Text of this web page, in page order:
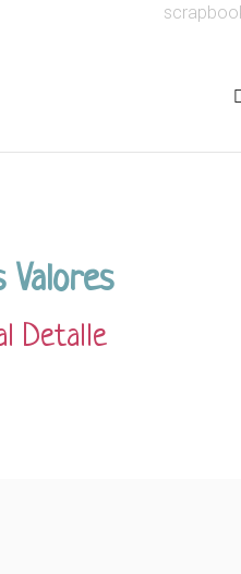
Valores
Detalle